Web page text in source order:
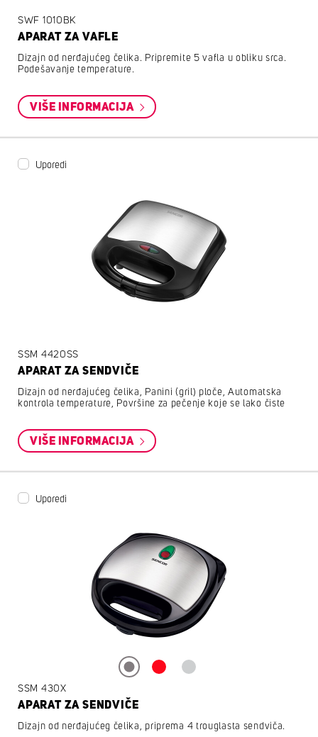
SWF 1010BK
APARAT ZA VAFLE
Dizajn od nerđajućeg čelika. Pripremite 5 vafla u obliku srca.
Podešavanje temperature.
VIŠE INFORMACIJA
Uporedi
SSM 4420SS
APARAT ZA SENDVIČE
Dizajn od nerđajućeg čelika, Panini (gril) ploče, Automatska
kontrola temperature, Površine za pečenje koje se lako čiste
VIŠE INFORMACIJA
Uporedi
SSM 430X
APARAT ZA SENDVIČE
Dizajn od nerđajućeg čelika, priprema 4 trouglasta sendviča.